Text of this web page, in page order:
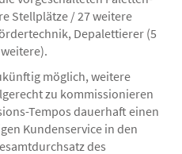
Stellplätze / 27 weitere
Depalettierer (5
möglich, weitere
zu kommissionieren
Tempos dauerhaft einen
Kundenservice in den
des